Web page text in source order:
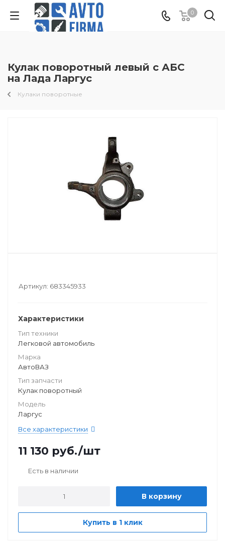
0
Кулак поворотный левый с АБС
на Лада Ларгус
Кулаки поворотные
Артикул: 683345933
Характеристики
Тип техники
Легковой автомобиль
Марка
АвтоВАЗ
Тип запчасти
Кулак поворотный
Модель
Ларгус
Все характеристики
11 130 руб./шт
Есть в наличии
В корзину
Купить в 1 клик